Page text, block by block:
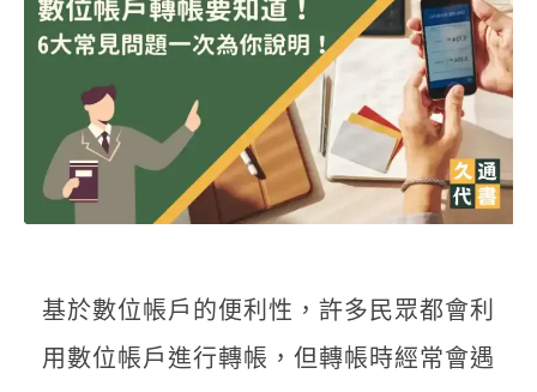
時事解析
房產Q&A
網友都在問
基於數位帳戶的便利性，許多民眾都會利
用數位帳戶進行轉帳，但轉帳時經常會遇